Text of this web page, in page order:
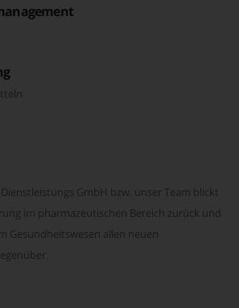
GmbH bzw. unser Team blickt
im pharmazeutischen Bereich zurück und
Gesundheitswesen allen neuen